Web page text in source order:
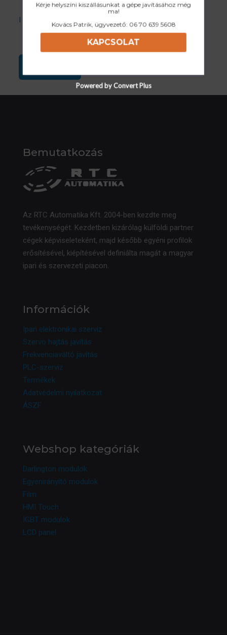
I accept the Privacy Policy
Bemutatkozás
Az RTC Automatika Kft. 2004-ben kezdte meg
tevékenységét. Kezdetben kizárólag külföldi partner
cégek képviseleteként, majd később egyéni profilok
erősítésével, kiépítésével definiálta magát a magyar
ipari és szervezeti piacon.
Információk
Ipari elektronikai szerviz
Szervo hajtás javítás
Frekvenciaváltó javítás
PLC-szerviz
Termékek
Adatvédelmi nyilatkozat
ÁSZF
Webshop kategóriák
Darlington modulok
Egyenirányító modulok
Film
HMI Touch
IGBT modulok
LCD panel
Kérje helyszíni kiszállásunkat a gépe javításához még
ma!
Kovács Patrik, ügyvezető: 06 70 639 5608
KAPCSOLAT
Powered by Convert Plus